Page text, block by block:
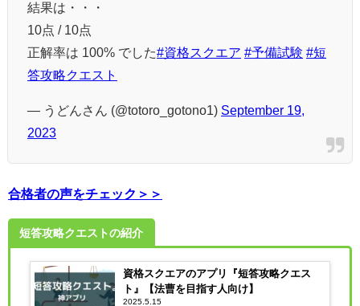
結果は・・・
10点 / 10点
正解率は 100% でした#資格スクエア #予備試験 #短
答攻略クエスト
— うどんさん (@totoro_gotono1) September 19,
2023
合格者の声をチェック＞＞
短答攻略クエストの紹介
資格スクエアのアプリ『短答攻略クエス
ト』【法曹を目指す人向け】
2025.5.15